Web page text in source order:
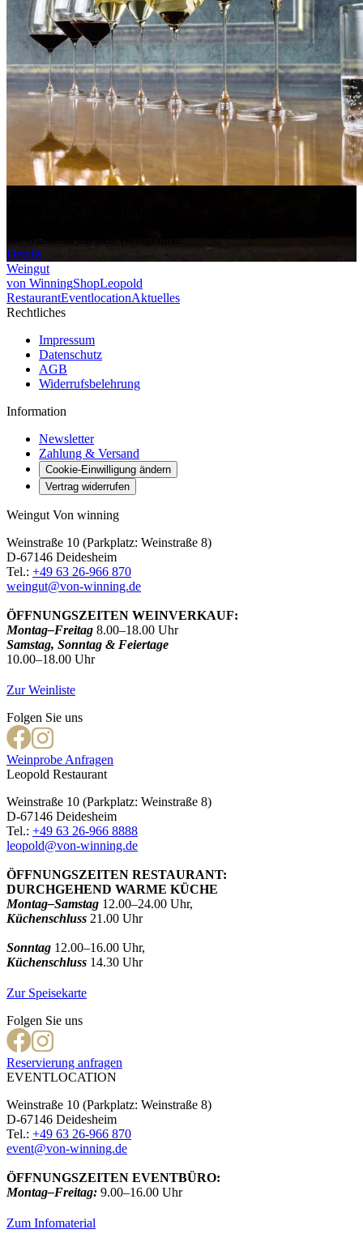
Details
Weingut
von WinningShopLeopold
RestaurantEventlocationAktuelles
Rechtliches
Impressum
Datenschutz
AGB
Widerrufsbelehrung
Information
Newsletter
Zahlung & Versand
Cookie-Einwilligung ändern
Vertrag widerrufen
Weingut Von winning
Weinstraße 10 (Parkplatz: Weinstraße 8)
D-67146 Deidesheim
Tel.: +49 63 26-966 870
weingut@von-winning.de
ÖFFNUNGSZEITEN WEINVERKAUF:
Montag–Freitag 8.00–18.00 Uhr
Samstag, Sonntag & Feiertage
10.00–18.00 Uhr
Zur Weinliste
Folgen Sie uns
Weinprobe Anfragen
Leopold Restaurant
Weinstraße 10 (Parkplatz: Weinstraße 8)
D-67146 Deidesheim
Tel.: +49 63 26-966 8888
leopold@von-winning.de
ÖFFNUNGSZEITEN RESTAURANT:
DURCHGEHEND WARME KÜCHE
Montag–Samstag 12.00–24.00 Uhr,
Küchenschluss 21.00 Uhr
Sonntag 12.00–16.00 Uhr,
Küchenschluss 14.30 Uhr
Zur Speisekarte
Folgen Sie uns
Reservierung anfragen
EVENTLOCATION
Weinstraße 10 (Parkplatz: Weinstraße 8)
D-67146 Deidesheim
Tel.: +49 63 26-966 870
event@von-winning.de
ÖFFNUNGSZEITEN EVENTBÜRO:
Montag–Freitag: 9.00–16.00 Uhr
Zum Infomaterial